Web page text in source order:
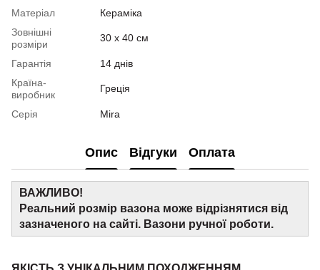
Матеріал
Кераміка
Зовнішні
розміри
30 x 40 см
Гарантія
14 днів
Країна-
виробник
Греція
Серія Mira
Опис Відгуки Оплата
ВАЖЛИВО!
Реальний розмір вазона може відрізнятися від
зазначеного на сайті. Вазони ручної роботи.